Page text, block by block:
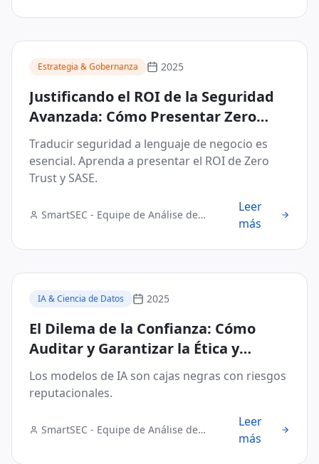
Estrategia & Gobernanza 2025
Justificando el ROI de la Seguridad
Avanzada: Cómo Presentar Zero
Trust y SASE al Consejo
Traducir seguridad a lenguaje de negocio es
esencial. Aprenda a presentar el ROI de Zero
Trust y SASE.
SmartSEC - Equipe de Análise de
Leer
más
IA & Ciencia de Datos 2025
El Dilema de la Confianza: Cómo
Auditar y Garantizar la Ética y
Seguridad de Modelos de IA
Los modelos de IA son cajas negras con riesgos
reputacionales.
SmartSEC - Equipe de Análise de
Leer
más